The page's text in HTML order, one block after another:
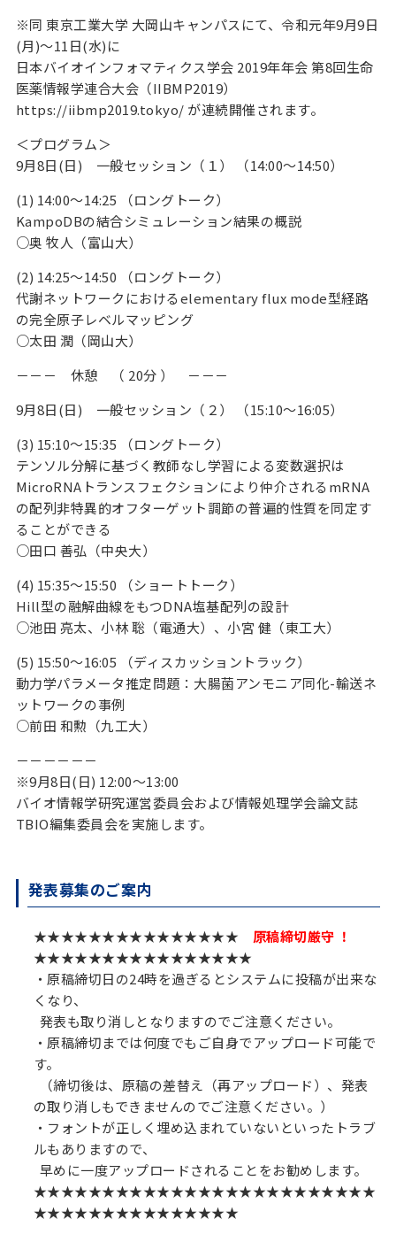
※同 東京工業大学 大岡山キャンパスにて、令和元年9月9日
(月)～11日(水)に
日本バイオインフォマティクス学会 2019年年会 第8回生命
医薬情報学連合大会（IIBMP2019）
https://iibmp2019.tokyo/ が連続開催されます。
＜プログラム＞
9月8日(日) 一般セッション（１） （14:00～14:50）
(1) 14:00～14:25 （ロングトーク）
KampoDBの結合シミュレーション結果の概説
○奥 牧人（富山大）
(2) 14:25～14:50 （ロングトーク）
代謝ネットワークにおけるelementary flux mode型経路
の完全原子レベルマッピング
○太田 潤（岡山大）
－－－ 休憩 （ 20分 ） －－－
9月8日(日) 一般セッション（２） （15:10～16:05）
(3) 15:10～15:35 （ロングトーク）
テンソル分解に基づく教師なし学習による変数選択は
MicroRNAトランスフェクションにより仲介されるmRNA
の配列非特異的オフターゲット調節の普遍的性質を同定す
ることができる
○田口 善弘（中央大）
(4) 15:35～15:50 （ショートトーク）
Hill型の融解曲線をもつDNA塩基配列の設計
○池田 亮太、小林 聡（電通大）、小宮 健（東工大）
(5) 15:50～16:05 （ディスカッショントラック）
動力学パラメータ推定問題：大腸菌アンモニア同化-輸送ネ
ットワークの事例
○前田 和勲（九工大）
－－－－－－
※9月8日(日) 12:00～13:00
バイオ情報学研究運営委員会および情報処理学会論文誌
TBIO編集委員会を実施します。
発表募集のご案内
★★★★★★★★★★★★★★★ 原稿締切厳守 ！
★★★★★★★★★★★★★★★★
・原稿締切日の24時を過ぎるとシステムに投稿が出来な
くなり、
発表も取り消しとなりますのでご注意ください。
・原稿締切までは何度でもご自身でアップロード可能で
す。
（締切後は、原稿の差替え（再アップロード）、発表
の取り消しもできませんのでご注意ください。）
・フォントが正しく埋め込まれていないといったトラブ
ルもありますので、
早めに一度アップロードされることをお勧めします。
★★★★★★★★★★★★★★★★★★★★★★★★★
★★★★★★★★★★★★★★★